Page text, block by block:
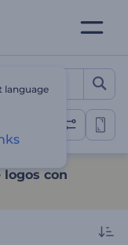
con
language